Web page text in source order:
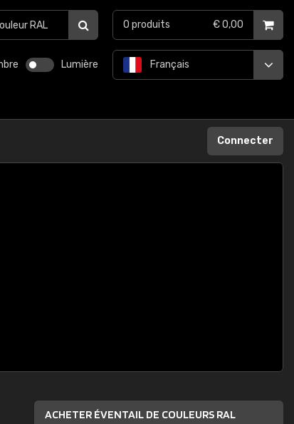
Lumière Français
0 produits € 0,00
Connecter
ACHETER ÉVENTAIL DE COULEURS RAL